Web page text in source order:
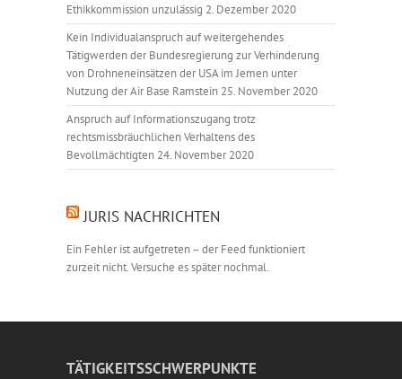
Ethikkommission unzulässig 2. Dezember 2020
Kein Individualanspruch auf weitergehendes
Tätigwerden der Bundesregierung zur Verhinderung
von Drohneneinsätzen der USA im Jemen unter
Nutzung der Air Base Ramstein 25. November 2020
Anspruch auf Informationszugang trotz
rechtsmissbräuchlichen Verhaltens des
Bevollmächtigten 24. November 2020
JURIS NACHRICHTEN
Ein Fehler ist aufgetreten – der Feed funktioniert
zurzeit nicht. Versuche es später nochmal.
TÄTIGKEITSSCHWERPUNKTE